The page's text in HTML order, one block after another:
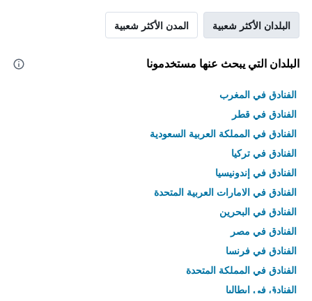
البلدان الأكثر شعبية المدن الأكثر شعبية
البلدان التي يبحث عنها مستخدمونا
الفنادق في المغرب
الفنادق في قطر
الفنادق في المملكة العربية السعودية
الفنادق في تركيا
الفنادق في إندونيسيا
الفنادق في الامارات العربية المتحدة
الفنادق في البحرين
الفنادق في مصر
الفنادق في فرنسا
الفنادق في المملكة المتحدة
الفنادق في إيطاليا